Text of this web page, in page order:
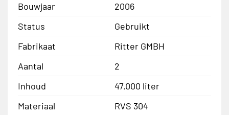
Bouwjaar
2006
Status
Gebruikt
Fabrikaat
Ritter GMBH
Aantal
2
Inhoud
47.000 liter
Materiaal
RVS 304